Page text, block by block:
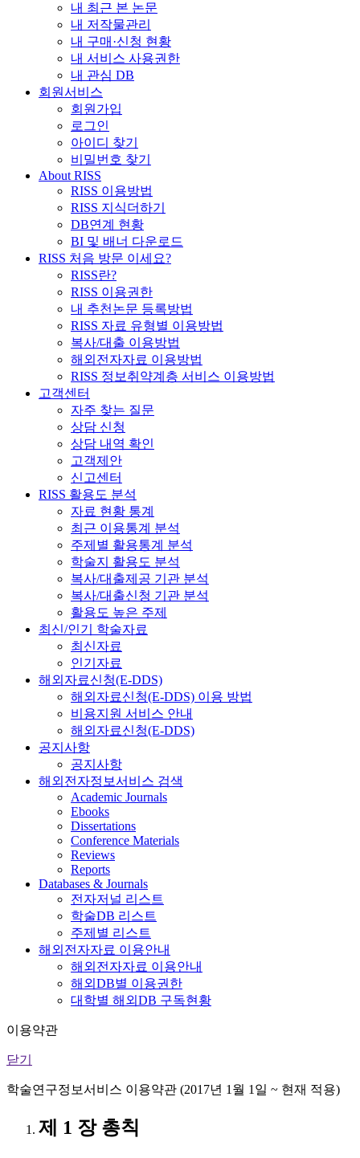
내 최근 본 논문
내 저작물관리
내 구매·신청 현황
내 서비스 사용권한
내 관심 DB
회원서비스
회원가입
로그인
아이디 찾기
비밀번호 찾기
About RISS
RISS 이용방법
RISS 지식더하기
DB연계 현황
BI 및 배너 다운로드
RISS 처음 방문 이세요?
RISS란?
RISS 이용권한
내 추천논문 등록방법
RISS 자료 유형별 이용방법
복사/대출 이용방법
해외전자자료 이용방법
RISS 정보취약계층 서비스 이용방법
고객센터
자주 찾는 질문
상담 신청
상담 내역 확인
고객제안
신고센터
RISS 활용도 분석
자료 현황 통계
최근 이용통계 분석
주제별 활용통계 분석
학술지 활용도 분석
복사/대출제공 기관 분석
복사/대출신청 기관 분석
활용도 높은 주제
최신/인기 학술자료
최신자료
인기자료
해외자료신청(E-DDS)
해외자료신청(E-DDS) 이용 방법
비용지원 서비스 안내
해외자료신청(E-DDS)
공지사항
공지사항
해외전자정보서비스 검색
Academic Journals
Ebooks
Dissertations
Conference Materials
Reviews
Reports
Databases & Journals
전자저널 리스트
학술DB 리스트
주제별 리스트
해외전자자료 이용안내
해외전자자료 이용안내
해외DB별 이용권한
대학별 해외DB 구독현황
이용약관
닫기
학술연구정보서비스 이용약관 (2017년 1월 1일 ~ 현재 적용)
제 1 장 총칙